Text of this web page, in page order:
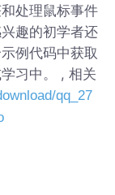
处理鼠标事件
趣的初学者还
例代码中获取
习中。 , 相关
qq_27